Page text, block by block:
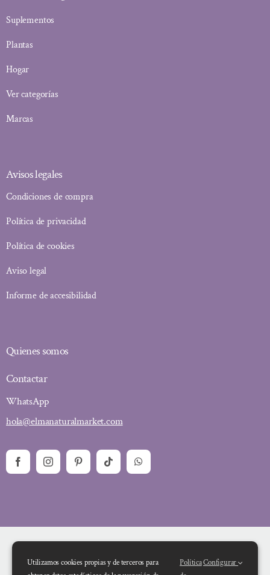
Suplementos
Plantas
Hogar
Ver categorías
Marcas
Avisos legales
Condiciones de compra
Política de privacidad
Política de cookies
Aviso legal
Informe de accesibilidad
Quienes somos
Contactar
WhatsApp
hola@elmanaturalmarket.com
Utilizamos cookies propias y de terceros para
PolíticaConfigurar